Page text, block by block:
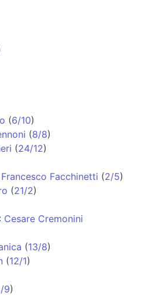
(6/10)
(8/8)
(24/12)
Francesco Facchinetti (2/5)
(21/2)
: Cesare Cremonini
(13/8)
(12/1)
9)